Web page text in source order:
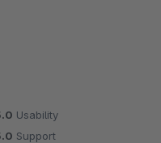
Usability
Support